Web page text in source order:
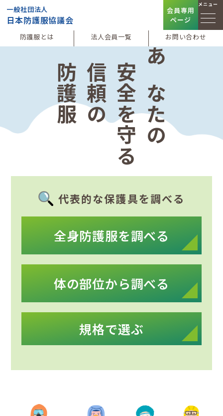
一般社団法人
日本防護服協議会
会員専用
ページ
メニュー
防護服とは 法人会員一覧 お問い合わせ
あなたの
安全を守る
信頼の
防護服
代表的な保護具を調べる
全身防護服を調べる
体の部位から調べる
規格で選ぶ